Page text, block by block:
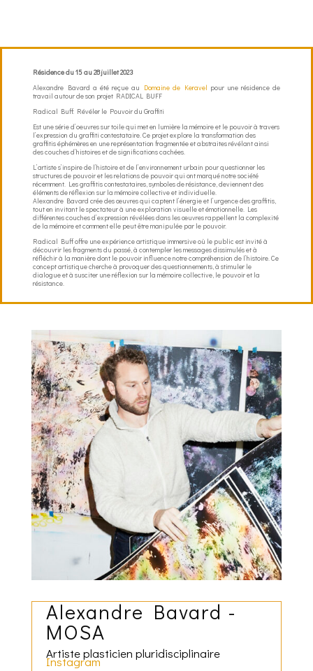
Résidence du 15 au 28 juillet 2023
Alexandre Bavard a été reçue au Domaine de Keravel pour une résidence de
travail autour de son projet RADICAL BUFF
Radical Buff: Révéler le Pouvoir du Graffiti
Est une série d’oeuvres sur toile qui met en lumière la mémoire et le pouvoir à travers
l’expression du graffiti contestataire. Ce projet explore la transformation des
graffitis éphémères en une représentation fragmentée et abstraites révélant ainsi
des couches d’histoires et de significations cachées.
L’artiste s’inspire de l’histoire et de l’environnement urbain pour questionner les
structures de pouvoir et les relations de pouvoir qui ont marqué notre société
récemment. Les graffitis contestataires, symboles de résistance, deviennent des
éléments de réflexion sur la mémoire collective et individuelle.
Alexandre Bavard crée des œuvres qui captent l’énergie et l’urgence des graffitis,
tout en invitant le spectateur à une exploration visuelle et émotionnelle. Les
différentes couches d’expression révélées dans les œuvres rappellent la complexité
de la mémoire et comment elle peut être manipulée par le pouvoir.
Radical Buff offre une expérience artistique immersive où le public est invité à
découvrir les fragments du passé, à contempler les messages dissimulés et à
réfléchir à la manière dont le pouvoir influence notre compréhension de l’histoire. Ce
concept artistique cherche à provoquer des questionnements, à stimuler le
dialogue et à susciter une réflexion sur la mémoire collective, le pouvoir et la
résistance.
Alexandre Bavard -
MOSA
Artiste plasticien pluridisciplinaire
Instagram